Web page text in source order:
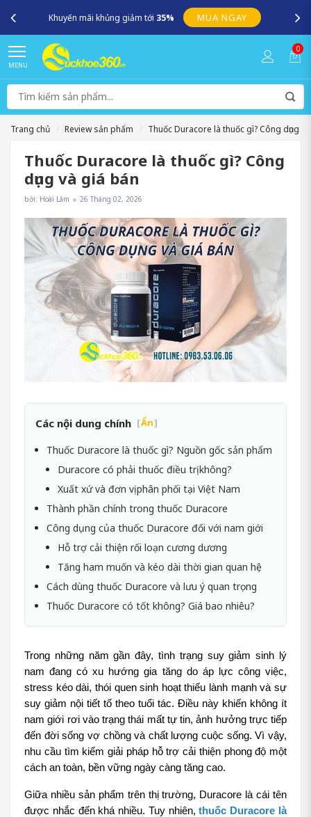
Khuyến mãi khủng giảm tới 35% MUA NGAY
MENU
0
Trang chủ Review sản phẩm Thuốc Duracore là thuốc gì? Công dụng
Thuốc Duracore là thuốc gì? Công
dụng và giá bán
bởi: Hoài Lâm 26 Tháng 02, 2026
Các nội dung chính [Ẩn]
Thuốc Duracore là thuốc gì? Nguồn gốc sản phẩm
Duracore có phải thuốc điều trị không?
Xuất xứ và đơn vị phân phối tại Việt Nam
Thành phần chính trong thuốc Duracore
Công dụng của thuốc Duracore đối với nam giới
Hỗ trợ cải thiện rối loạn cương dương
Tăng ham muốn và kéo dài thời gian quan hệ
Cách dùng thuốc Duracore và lưu ý quan trọng
Thuốc Duracore có tốt không? Giá bao nhiêu?
Trong những năm gần đây, tình trạng suy giảm sinh lý
nam đang có xu hướng gia tăng do áp lực công việc,
stress kéo dài, thói quen sinh hoạt thiếu lành mạnh và sự
suy giảm nội tiết tố theo tuổi tác. Điều này khiến không ít
nam giới rơi vào trạng thái mất tự tin, ảnh hưởng trực tiếp
đến đời sống vợ chồng và chất lượng cuộc sống. Vì vậy,
nhu cầu tìm kiếm giải pháp hỗ trợ cải thiện phong độ một
cách an toàn, bền vững ngày càng tăng cao.
Giữa nhiều sản phẩm trên thị trường, Duracore là cái tên
được nhắc đến khá nhiều. Tuy nhiên, thuốc Duracore là